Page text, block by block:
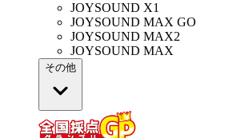
JOYSOUND X1
JOYSOUND MAX GO
JOYSOUND MAX2
JOYSOUND MAX
その他